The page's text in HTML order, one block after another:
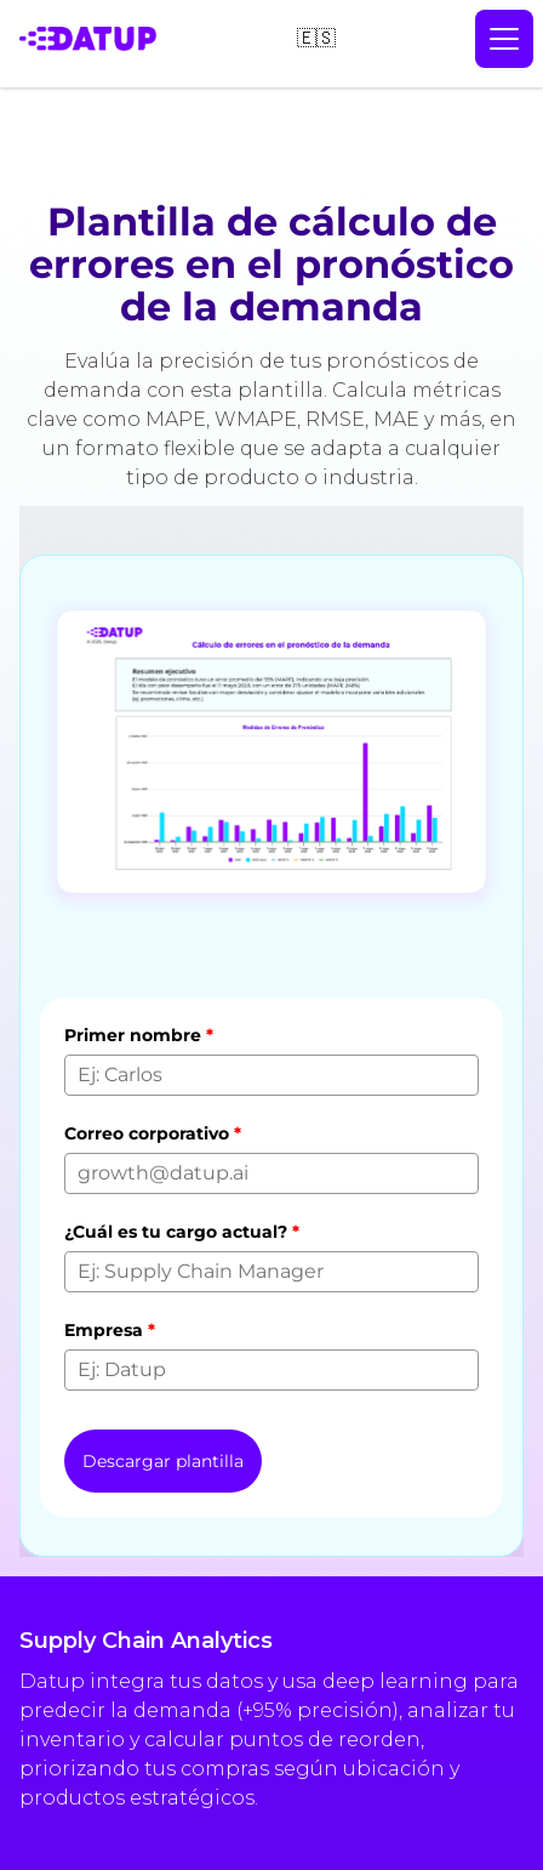
🇪🇸
Plantilla de cálculo de
errores en el pronóstico
de la demanda
Evalúa la precisión de tus pronósticos de
demanda con esta plantilla. Calcula métricas
clave como MAPE, WMAPE, RMSE, MAE y más, en
un formato flexible que se adapta a cualquier
tipo de producto o industria.
Primer nombre *
Correo corporativo *
¿Cuál es tu cargo actual? *
Empresa *
Descargar plantilla
Supply Chain Analytics
Datup integra tus datos y usa deep learning para
predecir la demanda (+95% precisión), analizar tu
inventario y calcular puntos de reorden,
priorizando tus compras según ubicación y
productos estratégicos.